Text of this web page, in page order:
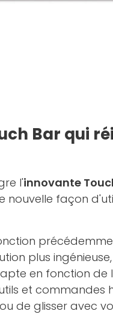
Bar qui
l'innovante
façon
plus
en fonction de
et commandes
de glisser avec